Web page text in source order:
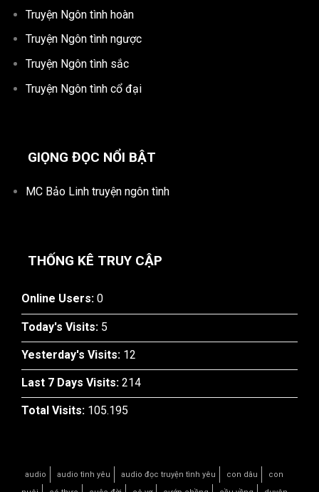
Truyện Ngôn tình hoàn
Truyện Ngôn tình ngược
Truyện Ngôn tình sắc
Truyện Ngôn tình cổ đại
GIỌNG ĐỌC NỔI BẬT
MC Bảo Linh truyện ngôn tình
THỐNG KÊ TRUY CẬP
Online Users: 0
Today's Visits: 5
Yesterday's Visits: 12
Last 7 Days Visits: 214
Total Visits: 105.195
audio audio tình yêu audio đọc truyện tình yêu con dâu
con